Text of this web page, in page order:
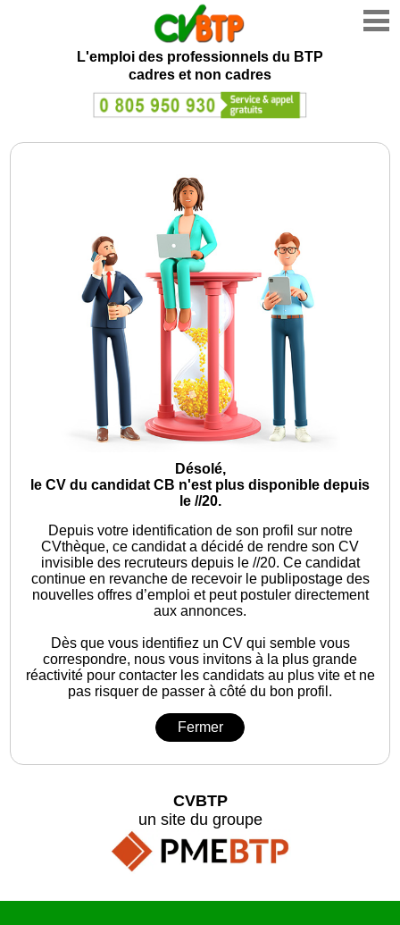
L'emploi des professionnels du BTP
cadres et non cadres
Désolé,
le CV du candidat CB n'est plus disponible depuis
le //20.
Depuis votre identification de son profil sur notre
CVthèque, ce candidat a décidé de rendre son CV
invisible des recruteurs depuis le //20. Ce candidat
continue en revanche de recevoir le publipostage des
nouvelles offres d’emploi et peut postuler directement
aux annonces.
Dès que vous identifiez un CV qui semble vous
correspondre, nous vous invitons à la plus grande
réactivité pour contacter les candidats au plus vite et ne
pas risquer de passer à côté du bon profil.
Fermer
CVBTP
un site du groupe